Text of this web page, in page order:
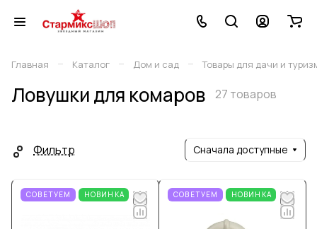
Главная – Каталог – Дом и сад – Товары для дачи и
Ловушки для комаров 27 товаров
Фильтр Сначала доступные
СОВЕТУЕМ НОВИНКА СОВЕТУЕМ НОВИНКА